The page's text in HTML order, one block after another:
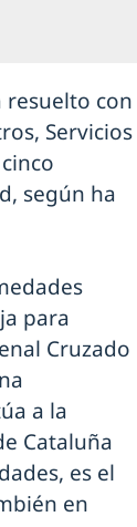
resuelto con
Servicios
según ha
para
Cruzado
a la
Cataluña
es el
en